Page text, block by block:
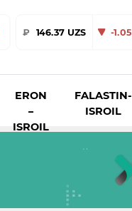
₽ 146.37 UZS -1.05
ERON
–
ISROIL
FALASTIN-
ISROIL